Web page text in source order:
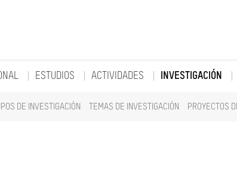
ESTUDIOS ACTIVIDADES INVESTIGACIÓN
DE INVESTIGACIÓN TEMAS DE INVESTIGACIÓN PROYECTOS